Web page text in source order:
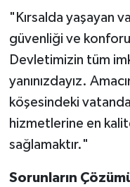
"Kırsalda yaşayan
güvenliği ve
Devletimizin tüm
yanınızdayız.
köşesindeki
hizmetlerine en
sağlamaktır."
Sorunların